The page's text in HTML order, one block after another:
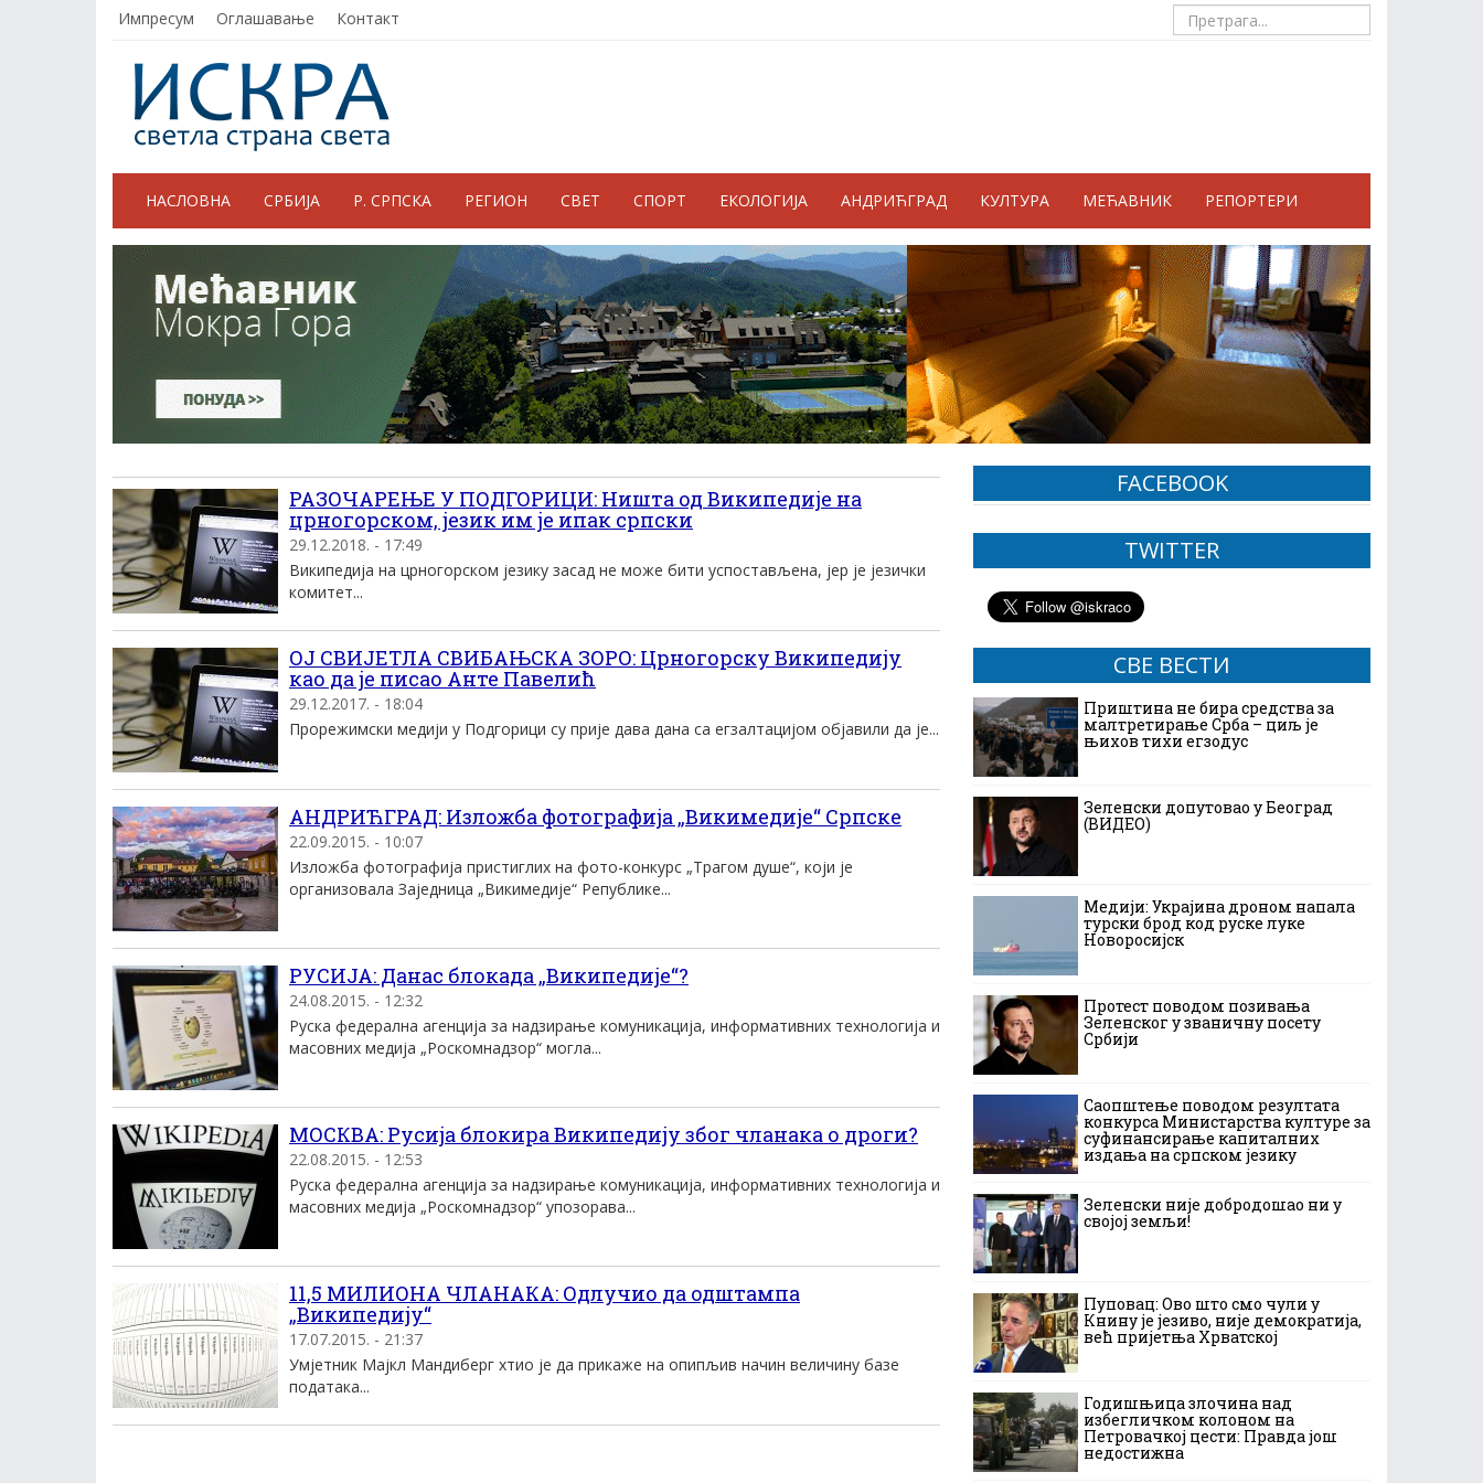
Импресум Оглашавање Контакт
НАСЛОВНА СРБИЈА Р. СРПСКА РЕГИОН СВЕТ СПОРТ ЕКОЛОГИЈА АНДРИЋГРАД КУЛТУРА МЕЋАВНИК РЕПОРТЕРИ
РАЗОЧАРЕЊЕ У ПОДГОРИЦИ: Ништа од Википедије на
црногорском, језик им је ипак српски
29.12.2018. - 17:49
Википедија на црногорском језику засад не може бити успостављена, јер је језички
комитет...
ОЈ СВИЈЕТЛА СВИБАЊСКА ЗОРО: Црногорску Википедију
као да је писао Анте Павелић
29.12.2017. - 18:04
Прорежимски медији у Подгорици су прије дава дана са егзалтацијом објавили да је...
АНДРИЋГРАД: Изложба фотографија „Викимедије“ Српске
22.09.2015. - 10:07
Изложба фотографија пристиглих на фото-конкурс „Трагом душе“, који је
организовала Заједница „Викимедије“ Републике...
РУСИЈА: Данас блокада „Википедије“?
24.08.2015. - 12:32
Руска федерална агенција за надзирање комуникација, информативних технологија и
масовних медија „Роскомнадзор“ могла...
МОСКВА: Русија блокира Википедију због чланака о дроги?
22.08.2015. - 12:53
Руска федерална агенција за надзирање комуникација, информативних технологија и
масовних медија „Роскомнадзор“ упозорава...
11,5 МИЛИОНА ЧЛАНАКА: Одлучио да одштампа
„Википедију“
17.07.2015. - 21:37
Умјетник Мајкл Мандиберг хтио је да прикаже на опипљив начин величину базе
података...
FACEBOOK
TWITTER
СВЕ ВЕСТИ
Приштина не бира средства за
малтретирање Срба – циљ је
њихов тихи егзодус
Зеленски допутовао у Београд
(ВИДЕО)
Медији: Украјина дроном напала
турски брод код руске луке
Новоросијск
Протест поводом позивања
Зеленског у званичну посету
Србији
Саопштење поводом резултата
конкурса Министарства културе за
суфинансирање капиталних
издања на српском језику
Зеленски није добродошао ни у
својој земљи!
Пуповац: Ово што смо чули у
Книну је језиво, није демократија,
већ пријетња Хрватској
Годишњица злочина над
избегличком колоном на
Петровачкој цести: Правда још
недостижна